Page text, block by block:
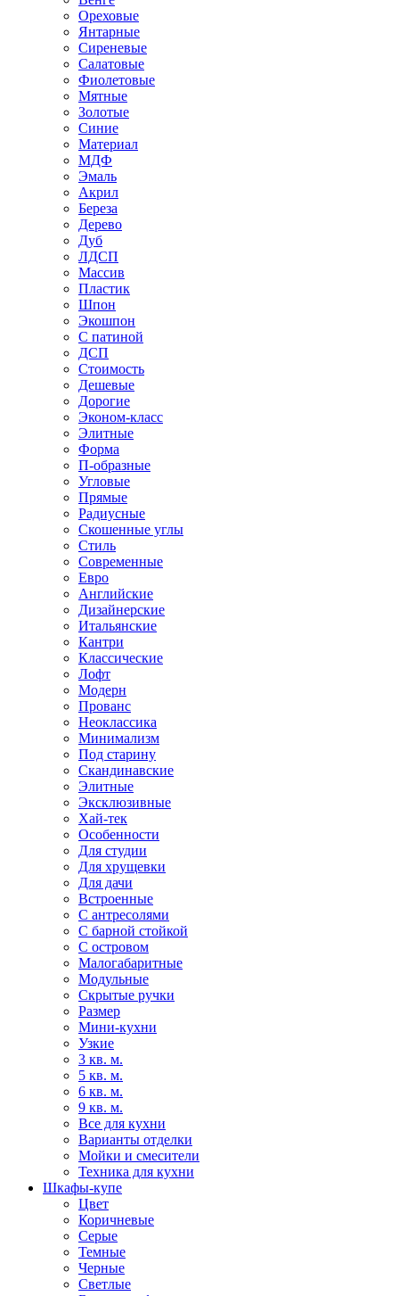
Ореховые
Янтарные
Сиреневые
Салатовые
Фиолетовые
Мятные
Золотые
Синие
Материал
МДФ
Эмаль
Акрил
Береза
Дерево
Дуб
ЛДСП
Массив
Пластик
Шпон
Экошпон
С патиной
ДСП
Стоимость
Дешевые
Дорогие
Эконом-класс
Элитные
Форма
П-образные
Угловые
Прямые
Радиусные
Скошенные углы
Стиль
Современные
Евро
Английские
Дизайнерские
Итальянские
Кантри
Классические
Лофт
Модерн
Прованс
Неоклассика
Минимализм
Под старину
Скандинавские
Элитные
Эксклюзивные
Хай-тек
Особенности
Для студии
Для хрущевки
Для дачи
Встроенные
С антресолями
С барной стойкой
С островом
Малогабаритные
Модульные
Скрытые ручки
Размер
Мини-кухни
Узкие
3 кв. м.
5 кв. м.
6 кв. м.
9 кв. м.
Все для кухни
Варианты отделки
Мойки и смесители
Техника для кухни
Шкафы-купе
Цвет
Коричневые
Серые
Темные
Черные
Светлые